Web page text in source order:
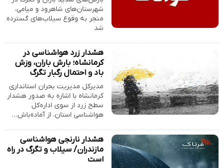
شهرستان‌های شاهرود و میامی،
منجر به وقوع سیلاب‌های گسترده
شد
هشدار زرد هواشناسی در
کرمانشاه؛ بارش باران، وزش
باد و احتمال رگبار تگرگ
مدیرکل مدیریت بحران استانداری
کرمانشاه با اشاره به صدور هشدار
سطح زرد از سوی اداره‌کل
هواشناسی استان، از آماده‌باش…
هشدار نارنجی هواشناسی
مازندران/ سیلاب و تگرگ در راه
است